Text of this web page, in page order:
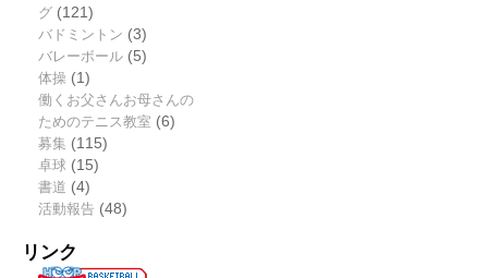
グ(121)
バドミントン (3)
バレーボール(5)
体操(1)
働くお父さんお母さんの
ためのテニス教室 (6)
募集 (115)
卓球 (15)
書道 (4)
活動報告(48)
リンク